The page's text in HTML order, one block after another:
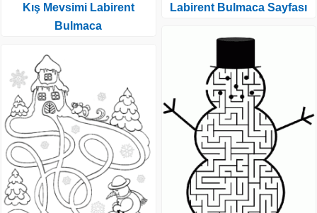
Kış Mevsimi Labirent
Bulmaca
Labirent Bulmaca Sayfası